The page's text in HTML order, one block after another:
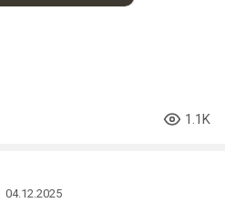
1.1K
04.12.2025